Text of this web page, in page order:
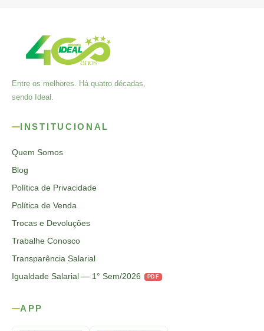
Entre os melhores. Há quatro décadas,
sendo Ideal.
INSTITUCIONAL
Quem Somos
Blog
Política de Privacidade
Política de Venda
Trocas e Devoluções
Trabalhe Conosco
Transparência Salarial
Igualdade Salarial — 1° Sem/2026
PDF
APP